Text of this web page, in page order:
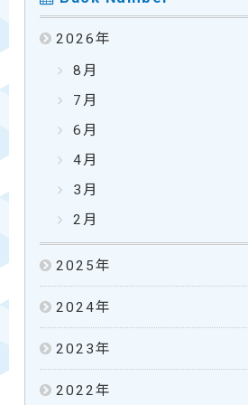
2026年
8月
7月
6月
4月
3月
2月
2025年
2024年
2023年
2022年